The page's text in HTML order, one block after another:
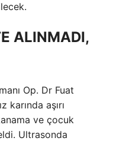
ALINMADI,
Op. Dr Fuat
karında aşırı
ve çocuk
Ultrasonda